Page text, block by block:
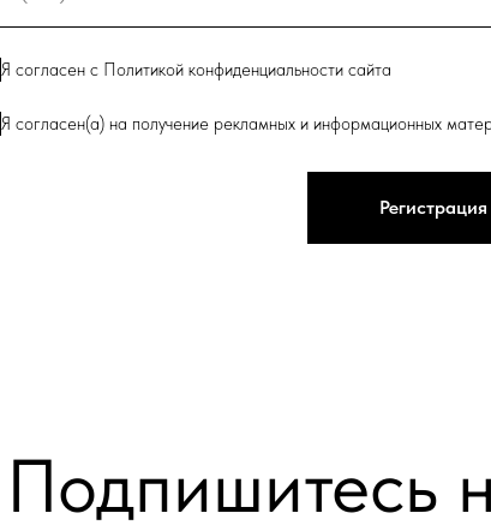
Я согласен с Политикой конфиденциальности сайта
Я согласен(а) на получение рекламных и информационных
Регистрация
Подпишитесь